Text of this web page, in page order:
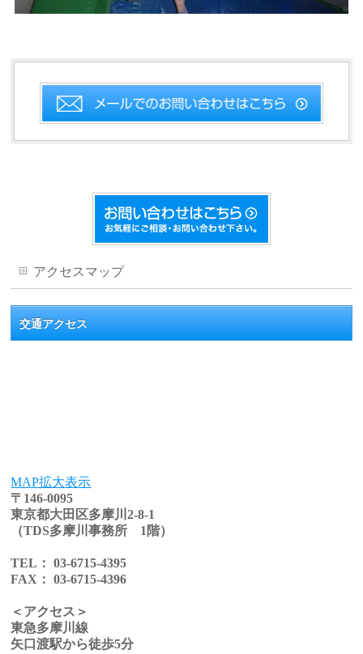
アクセスマップ
交通アクセス
MAP拡大表示
〒146-0095
東京都大田区多摩川2-8-1
（TDS多摩川事務所 1階）
TEL： 03-6715-4395
FAX： 03-6715-4396
＜アクセス＞
東急多摩川線
矢口渡駅から徒歩5分